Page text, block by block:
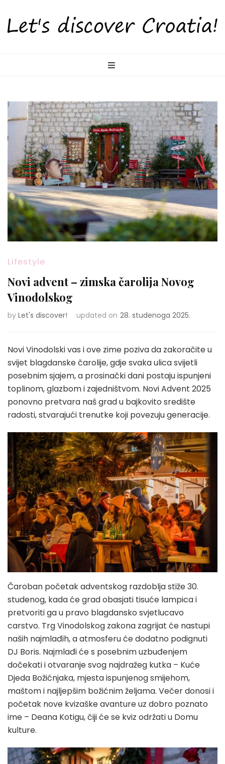
Lifestyle
Novi advent – zimska čarolija Novog
Vinodolskog
by Let's discover! updated on 28. studenoga 2025.
Novi Vinodolski vas i ove zime poziva da zakoračite u
svijet blagdanske čarolije, gdje svaka ulica svijetli
posebnim sjajem, a prosinački dani postaju ispunjeni
toplinom, glazbom i zajedništvom. Novi Advent 2025
ponovno pretvara naš grad u bajkovito središte
radosti, stvarajući trenutke koji povezuju generacije.
Čaroban početak adventskog razdoblja stiže 30.
studenog, kada će grad obasjati tisuće lampica i
pretvoriti ga u pravo blagdansko svjetlucavo
carstvo. Trg Vinodolskog zakona zagrijat će nastupi
naših najmlađih, a atmosferu će dodatno podignuti
DJ Boris. Najmlađi će s posebnim uzbuđenjem
dočekati i otvaranje svog najdražeg kutka – Kuće
Djeda Božićnjaka, mjesta ispunjenog smijehom,
maštom i najljepšim božićnim željama. Večer donosi i
početak nove kvizaške avanture uz dobro poznato
ime – Deana Kotigu, čiji će se kviz održati u Domu
kulture.